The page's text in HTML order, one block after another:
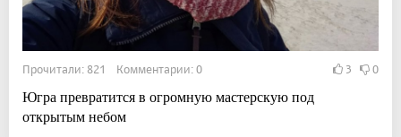
Прочитали: 821 Комментарии: 0 3 0
Югра превратится в огромную мастерскую под
открытым небом